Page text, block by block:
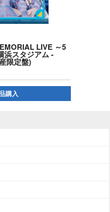
LIVE ～5
浜スタジアム -
限定盤)
購入